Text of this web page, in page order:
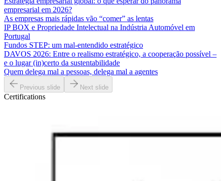
empresarial em 2026?
As empresas mais rápidas vão “comer” as lentas
IP BOX e Propriedade Intelectual na Indústria Automóvel em
Portugal
Fundos STEP: um mal-entendido estratégico
DAVOS 2026: Entre o realismo estratégico, a cooperação possível –
e o lugar (in)certo da sustentabilidade
Quem delega mal a pessoas, delega mal a agentes
Previous slide Next slide
Certifications